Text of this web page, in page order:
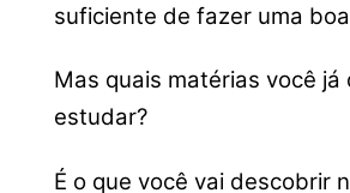
suficiente de fazer uma
Mas quais matérias você já
estudar?
É o que você vai descobrir